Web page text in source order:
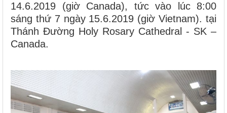
14.6.2019 (giờ Canada), tức vào lúc 8:00
sáng thứ 7 ngày 15.6.2019 (giờ Vietnam). tại
Thánh Đường Holy Rosary Cathedral - SK –
Canada.